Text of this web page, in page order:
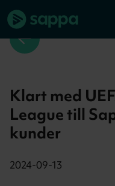
Bredband
TV & Streaming
Mobilabonnemang
Klart med
League till
kunder
2024-09-13